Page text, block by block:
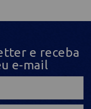
e receba
e-mail